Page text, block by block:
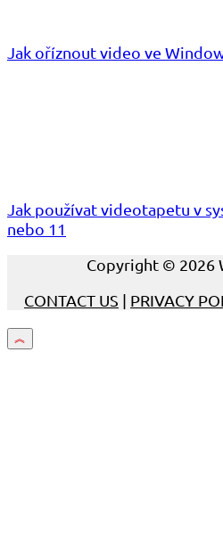
Jak oříznout video ve
Jak používat videotapetu v
nebo 11
Copyright © 2026
CONTACT US | PRIVACY